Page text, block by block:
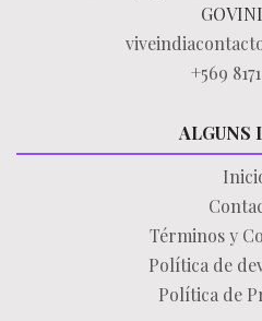
+569
ALGUNS
Términos y
Política de
Política de